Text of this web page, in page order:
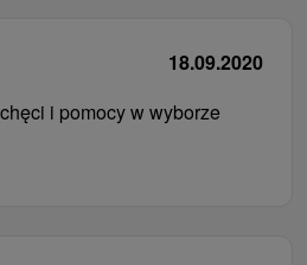
18.09.2020
i pomocy w wyborze